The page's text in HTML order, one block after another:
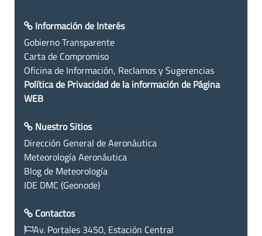
Información de Interés
Gobierno Transparente
Carta de Compromiso
Oficina de Información, Reclamos y Sugerencias
Política de Privacidad de la información de Página
WEB
Nuestro Sitios
Dirección General de Aeronáutica
Meteorología Aeronáutica
Blog de Meteorología
IDE DMC (Geonode)
Contactos
Av. Portales 3450, Estación Central